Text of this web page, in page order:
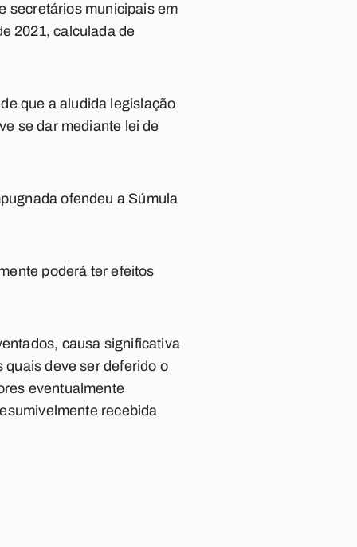
secretários municipais em
2021, calculada de
que a aludida legislação
se dar mediante lei de
ofendeu a Súmula
poderá ter efeitos
causa significativa
quais deve ser deferido o
eventualmente
recebida